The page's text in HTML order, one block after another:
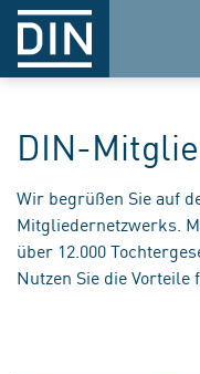
DIN-
Wir begrüßen Sie auf
Mitgliedernetzwerks.
über 12.000
Nutzen Sie die